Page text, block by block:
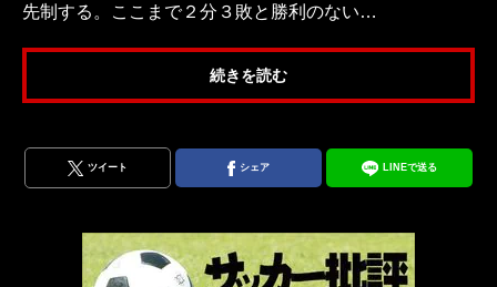
先制する。ここまで２分３敗と勝利のない…
続きを読む
ツイート シェア LINEで送る